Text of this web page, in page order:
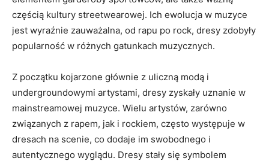
częścią kultury streetwearowej. Ich ‍ewolucja w muzyce
jest wyraźnie zauważalna, od rapu po rock, dresy zdobyły
popularność⁣ w⁣ różnych ​gatunkach muzycznych.
Z ⁤początku ⁢kojarzone głównie​ z⁢ uliczną modą i
undergroundowymi ⁢artystami, dresy zyskały uznanie w
mainstreamowej muzyce. Wielu artystów, zarówno
‌związanych z rapem, jak i⁣ rockiem, często występuje ‌w
dresach na ‍scenie, co ​dodaje im swobodnego ​i
autentycznego wyglądu. Dresy stały się symbolem